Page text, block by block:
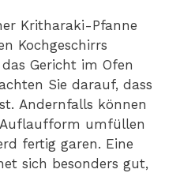
Kritharaki-Pfanne
Kochgeschirrs
Gericht im Ofen
Sie darauf, dass
Andernfalls können
Auflaufform umfüllen
fertig garen. Eine
sich besonders gut,